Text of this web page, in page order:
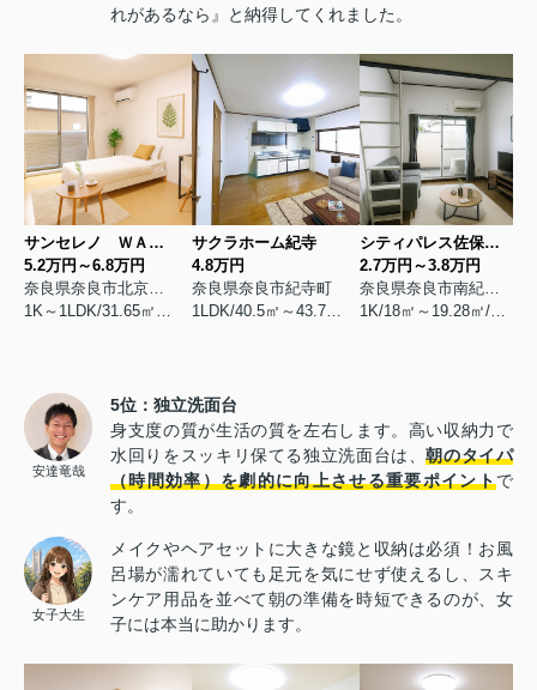
れがあるなら』と納得してくれました。
サンセレノ ＷＡＢＩ
5.2万円～6.8万円
奈良県奈良市北京終町
1K～1LDK/31.65㎡～53.01㎡/築2015年8月
サクラホーム紀寺
4.8万円
奈良県奈良市紀寺町
1LDK/40.5㎡～43.74㎡/築2000年8月
シティパレス佐保川Ｐ６
2.7万円～3.8万円
奈良県奈良市南紀寺町
1K/18㎡～19.28㎡/築1991年7月
安達竜哉
5位：独立洗面台
身支度の質が生活の質を左右します。高い収納力で
水回りをスッキリ保てる独立洗面台は、朝のタイパ
（時間効率）を劇的に向上させる重要ポイントで
す。
女子大生
メイクやヘアセットに大きな鏡と収納は必須！お風
呂場が濡れていても足元を気にせず使えるし、スキ
ンケア用品を並べて朝の準備を時短できるのが、女
子には本当に助かります。